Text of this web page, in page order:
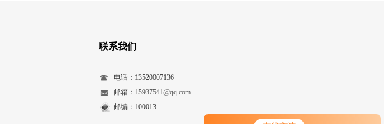
联系我们
电话：13520007136
邮箱： 15937541@qq.com
邮编：100013